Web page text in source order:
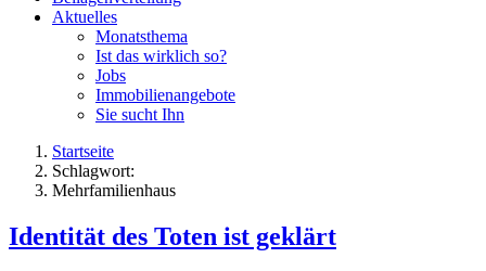
Aktuelles
Monatsthema
Ist das wirklich so?
Jobs
Immobilienangebote
Sie sucht Ihn
Startseite
Schlagwort:
Mehrfamilienhaus
Identität des Toten ist geklärt